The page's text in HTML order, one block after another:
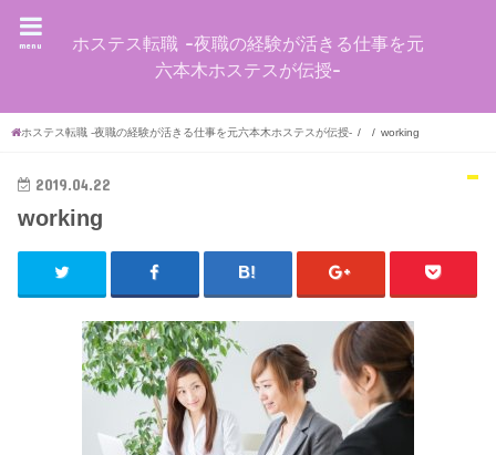
ホステス転職 -夜職の経験が活きる仕事を元
六本木ホステスが伝授-
menu
ホステス転職 -夜職の経験が活きる仕事を元六本木ホステスが伝授- working
2019.04.22
working